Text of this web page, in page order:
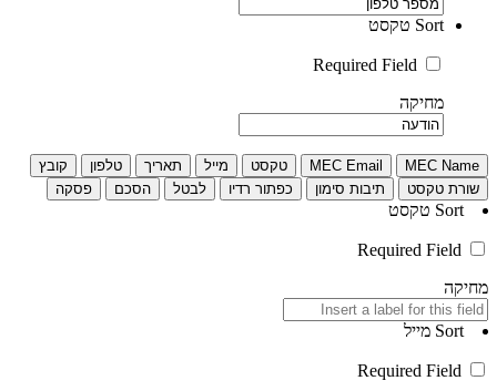
Sort טקסט
מחיקה
MEC Name
MEC Email טקסט מייל תאריך טלפון
קובץ
שורת טקסט
תיבות סימון כפתור רדיו לבטל הסכם פסקה
Sort טקסט
מחיקה
Sort מייל